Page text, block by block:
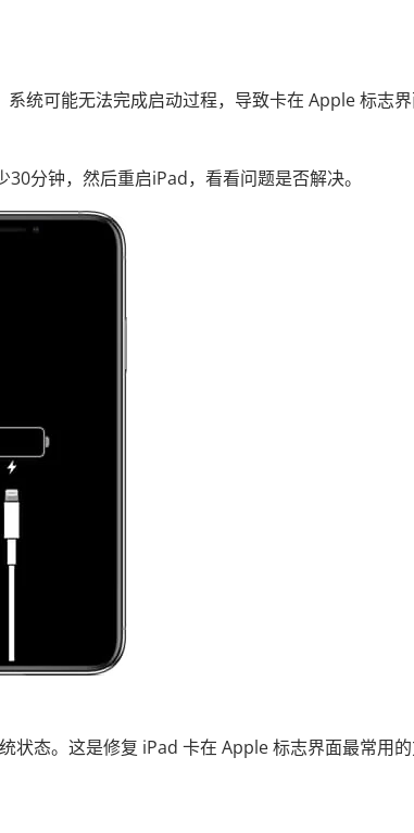
统可能无法完成启动过程，导致卡在 Apple 标志
分钟，然后重启iPad，看看问题是否解决。
状态。这是修复 iPad 卡在 Apple 标志界面最常用